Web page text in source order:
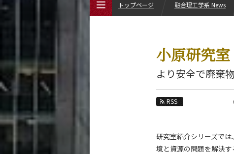
小原研究
より安全で廃棄
RSS
研究室紹介シリーズで
境と資源の問題を解決
トップページ 融合理工学系 News
融合理工学系について
融合理工学系 News